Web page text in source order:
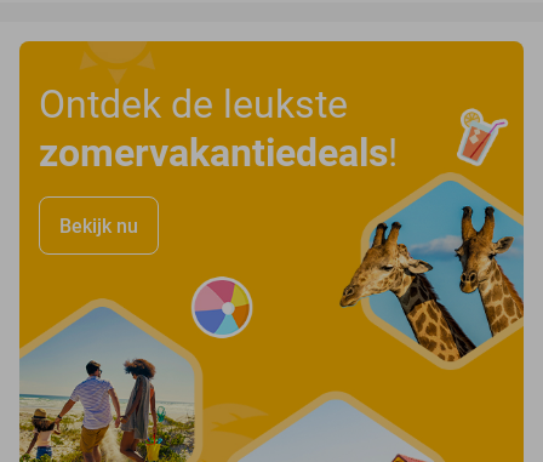
Ontdek de leukste
zomervakantiedeals!
Bekijk nu